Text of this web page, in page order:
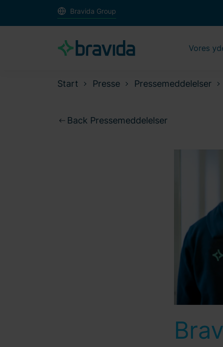
Bravida Group
Vores
Start Presse Pressemeddelelser
Back Pressemeddelelser